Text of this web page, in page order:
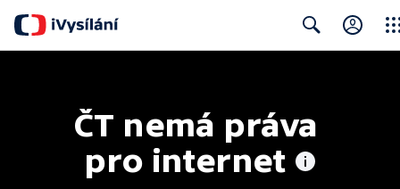
ČT nemá práva
pro internet